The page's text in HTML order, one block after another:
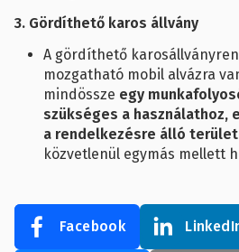
3. Gördíthető karos állvány
A gördíthető
mozgatható mobil alvázra
mindössze egy
szükséges a használathoz,
a rendelkezésre álló
közvetlenül egymás mellett
Facebook